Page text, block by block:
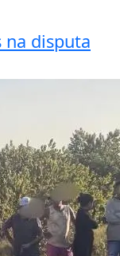
na disputa